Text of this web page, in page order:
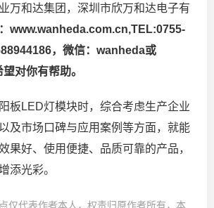
万和达集团，深圳市欣万和达电子有
www.wanheda.com.cn,TEL:0755-
，微信：wanheda或
望对你有帮助。
板LED灯模块时，综合考虑生产企业
及市场口碑与应用案例等方面，就能
果好、使用便捷、品质可靠的产品，
添光彩。
仅代表作者本人，权责归原作者所有，本